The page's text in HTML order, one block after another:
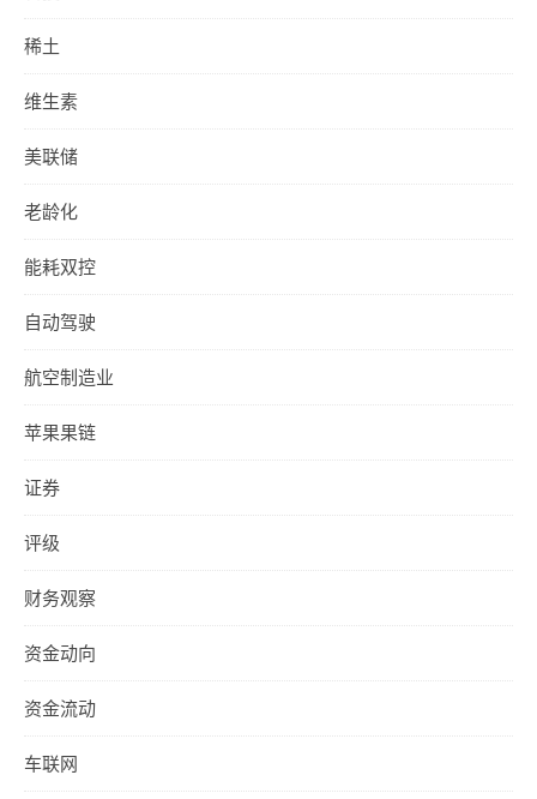
稀土
维生素
美联储
老龄化
能耗双控
自动驾驶
航空制造业
苹果果链
证券
评级
财务观察
资金动向
资金流动
车联网